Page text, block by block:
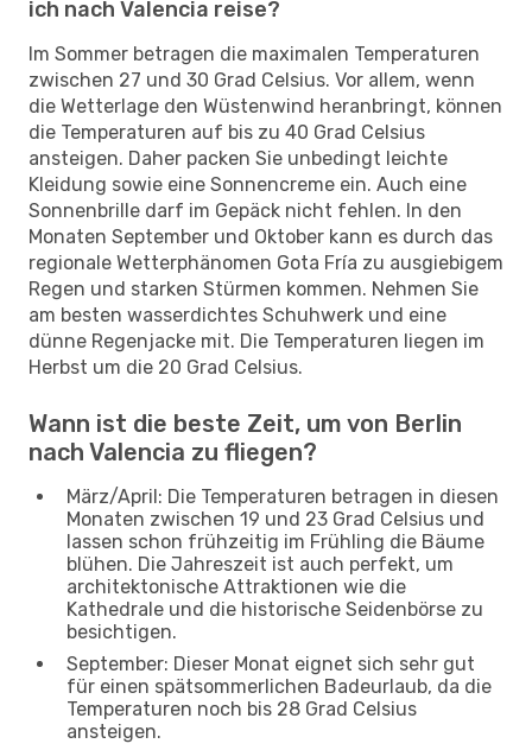
ich nach Valencia reise?
Im Sommer betragen die maximalen Temperaturen
zwischen 27 und 30 Grad Celsius. Vor allem, wenn
die Wetterlage den Wüstenwind heranbringt, können
die Temperaturen auf bis zu 40 Grad Celsius
ansteigen. Daher packen Sie unbedingt leichte
Kleidung sowie eine Sonnencreme ein. Auch eine
Sonnenbrille darf im Gepäck nicht fehlen. In den
Monaten September und Oktober kann es durch das
regionale Wetterphänomen Gota Fría zu ausgiebigem
Regen und starken Stürmen kommen. Nehmen Sie
am besten wasserdichtes Schuhwerk und eine
dünne Regenjacke mit. Die Temperaturen liegen im
Herbst um die 20 Grad Celsius.
Wann ist die beste Zeit, um von Berlin
nach Valencia zu fliegen?
März/April: Die Temperaturen betragen in diesen
Monaten zwischen 19 und 23 Grad Celsius und
lassen schon frühzeitig im Frühling die Bäume
blühen. Die Jahreszeit ist auch perfekt, um
architektonische Attraktionen wie die
Kathedrale und die historische Seidenbörse zu
besichtigen.
September: Dieser Monat eignet sich sehr gut
für einen spätsommerlichen Badeurlaub, da die
Temperaturen noch bis 28 Grad Celsius
ansteigen.